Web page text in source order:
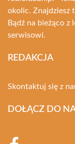
okolic. Znajdziesz
Bądź na bieżąco
serwisowi.
REDAKCJA
Skontaktuj się z
DOŁĄCZ DO